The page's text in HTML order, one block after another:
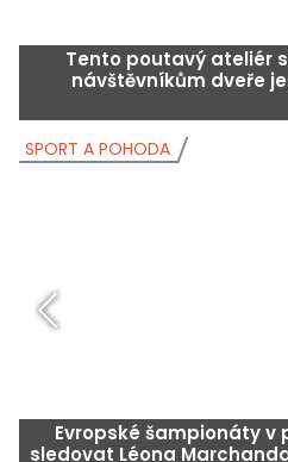
Tento poutavý ateliér
návštěvníkům dveře
Evropské šampionáty v
sledovat Léona
SPORT A POHODA